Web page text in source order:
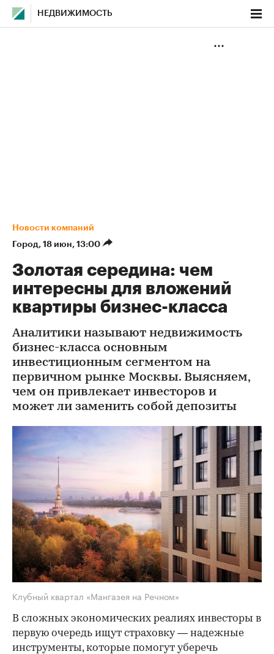
НЕДВИЖИМОСТЬ
Новости компаний
Город⁠, 18 июн, 13:00
Золотая середина: чем
интересны для вложений
квартиры бизнес-класса
Аналитики называют недвижимость
бизнес-класса основным
инвестиционным сегментом на
первичном рынке Москвы. Выясняем,
чем он привлекает инвесторов и
может ли заменить собой депозиты
Клубный квартал «Мангазея на Речном»
В сложных экономических реалиях инвесторы в
первую очередь ищут страховку — надежные
инструменты, которые помогут уберечь